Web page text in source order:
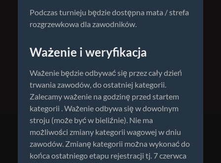
Podczas turnieju będzie dostępna mata / strefa
rozgrzewkowa dla zawodników.
Ważenie i weryfikacja
Ważenie będzie odbywać się przez cały dzień
trwania zawodów, do ostatniej kategorii.
Zalecamy ważenie na godzinę przed startem
kategorii . Ważenie odbywa się w dowolnym
stroju (może być w bieliźnie). Nie ma
możliwości zmiany kategorii wagowej w dniu
zawodów. Zmianę kategorii można wykonać do
końca ostatniego etapu rejestracji tj. 7 czerwca